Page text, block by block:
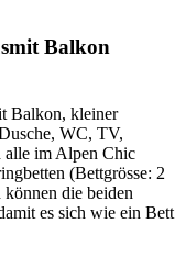
mit Balkon
Balkon, kleiner
WC, TV,
alle im Alpen Chic
(Bettgrösse: 2
die beiden
es sich wie ein Bett